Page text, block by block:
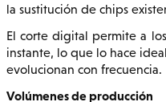
la sustitución de chips
El corte digital permite a
instante, lo que lo hace
evolucionan con frecuencia.
Volúmenes de producción